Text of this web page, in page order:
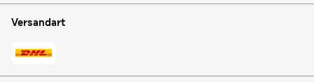
Versandart